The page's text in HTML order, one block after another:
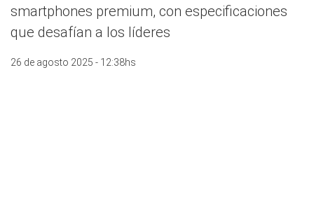
smartphones premium, con especificaciones
que desafían a los líderes
26 de agosto 2025 - 12:38hs